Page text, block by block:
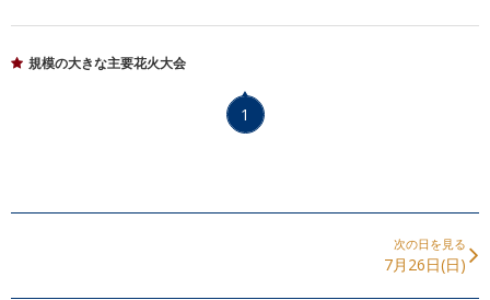
規模の大きな主要花火大会
1
次の日を見る
7月26日(日)